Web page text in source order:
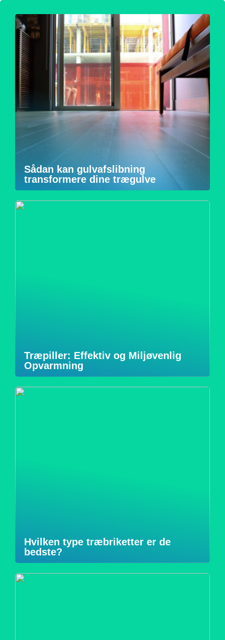
Sådan kan gulvafslibning
transformere dine trægulve
Træpiller: Effektiv og Miljøvenlig
Opvarmning
Hvilken type træbriketter er de
bedste?